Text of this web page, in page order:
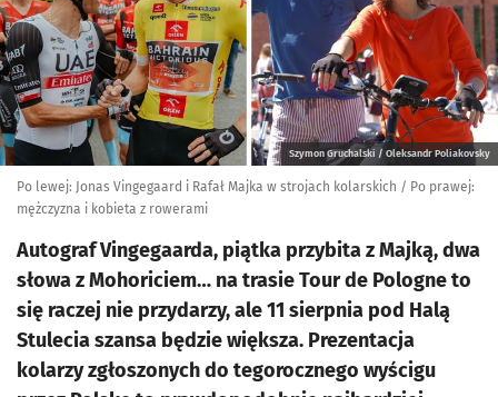
Szymon Gruchalski / Oleksandr Poliakovsky
Po lewej: Jonas Vingegaard i Rafał Majka w strojach kolarskich / Po prawej:
mężczyzna i kobieta z rowerami
Autograf Vingegaarda, piątka przybita z Majką, dwa
słowa z Mohoriciem… na trasie Tour de Pologne to
się raczej nie przydarzy, ale 11 sierpnia pod Halą
Stulecia szansa będzie większa. Prezentacja
kolarzy zgłoszonych do tegorocznego wyścigu